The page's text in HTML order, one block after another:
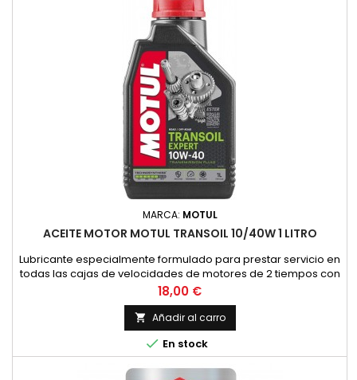
MARCA: MOTUL
ACEITE MOTOR MOTUL TRANSOIL 10/40W 1 LITRO
Lubricante especialmente formulado para prestar servicio en
todas las cajas de velocidades de motores de 2 tiempos con
embrague sumergido, donde el constructor recomienda un
lubricante de viscosidad SAE 10W40 y API GL4. (HONDA,
YAMAHA, SUZUKI, KAWASAKI, ETC.).Asimismo, es
recomendable su uso en todos los grupos de finales de
ciclomotores y scooters con...
Precio
18,00 €
 Añadir al carro
 En stock